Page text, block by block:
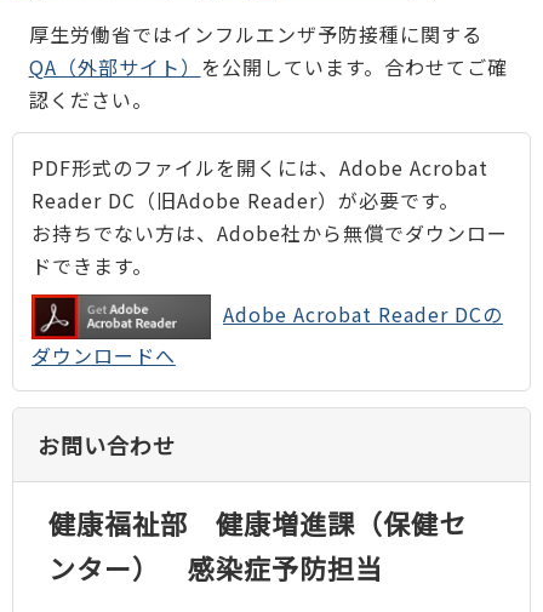
厚生労働省ではインフルエンザ予防接種に関する
QA（外部サイト） を公開しています。合わせてご確
認ください。
PDF形式のファイルを開くには、Adobe Acrobat
Reader DC（旧Adobe Reader）が必要です。
お持ちでない方は、Adobe社から無償でダウンロー
ドできます。
Adobe Acrobat Reader DCの
ダウンロードへ
お問い合わせ
健康福祉部 健康増進課（保健セ
ンター） 感染症予防担当